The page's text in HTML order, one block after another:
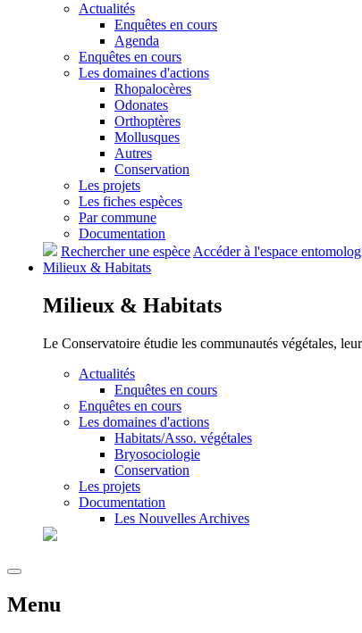
Actualités
Enquêtes en cours
Agenda
Enquêtes en cours
Les domaines d'actions
Rhopalocères
Odonates
Orthoptères
Mollusques
Autres
Conservation
Les projets
Les fiches espèces
Par commune
Documentation
Rechercher une espèce Accéder à l'espace
Milieux & Habitats
Milieux & Habitats
Le Conservatoire étudie les communautés végétales,
Actualités
Enquêtes en cours
Enquêtes en cours
Les domaines d'actions
Habitats/Asso. végétales
Bryosociologie
Conservation
Les projets
Documentation
Les Nouvelles Archives
Menu